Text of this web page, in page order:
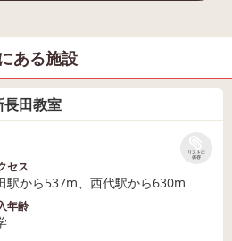
ある施設
長田教室
リストに
保存
セス
駅から537m、西代駅から630m
年齢